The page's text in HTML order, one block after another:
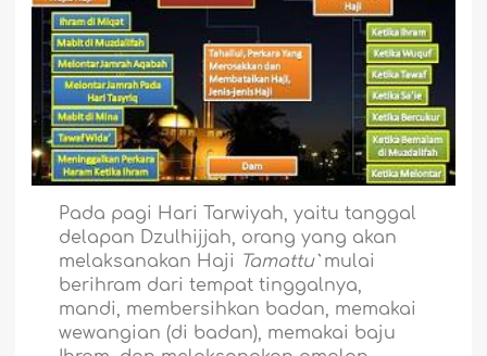
Pada pagi Hari Tarwiyah, yaitu tanggal
delapan Dzulhijjah, orang yang akan
melaksanakan Haji Tamattu`mulai
berihram dari tempat tinggalnya,
mandi, membersihkan badan, memakai
wewangian (di badan), memakai baju